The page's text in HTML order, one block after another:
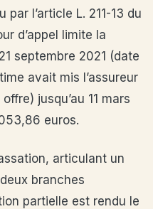
l’article L. 211-13 du
d’appel limite la
septembre 2021 (date
avait mis l’assureur
jusqu’au 11 mars
euros.
articulant un
branches
partielle est rendu le